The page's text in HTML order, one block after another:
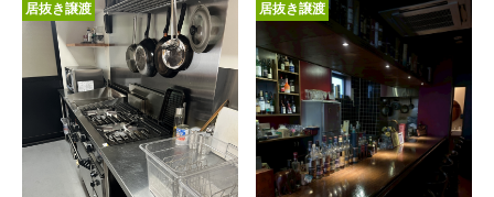
居抜き譲渡 居抜き譲渡